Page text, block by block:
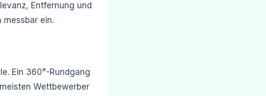
Entfernung und
messbar ein.
Ein 360°-Rundgang
Wettbewerber